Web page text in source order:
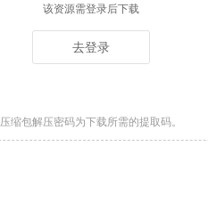
该资源需登录后下载
去登录
压缩包解压密码为下载所需的提取码。